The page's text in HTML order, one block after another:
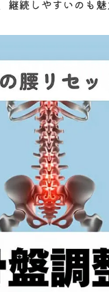
継続しやすいのも魅